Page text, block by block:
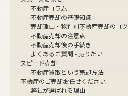
不動産コラム
不動産売却の基礎知識
売却理由・物件別不動産売却のコツ
不動産売却の注意点
不動産売却後の手続き
よくあるご質問 - 売りたい
スピード売却
不動産買取という売却方法
不動産のご売却お任せください
弊社が選ばれる理由